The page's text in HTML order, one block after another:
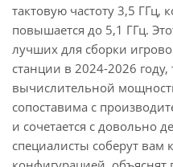
тактовую частоту 3,5 ГГц,
повышается до 5,1 ГГц.
лучших для сборки
станции в 2024-2026
вычислительной
сопоставима с
и сочетается с довольно
специалисты соберут